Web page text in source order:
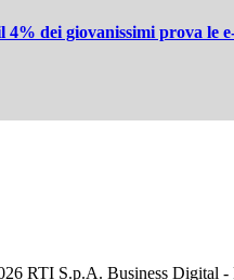
dei giovanissimi prova le
RTI S.p.A. Business Digital -